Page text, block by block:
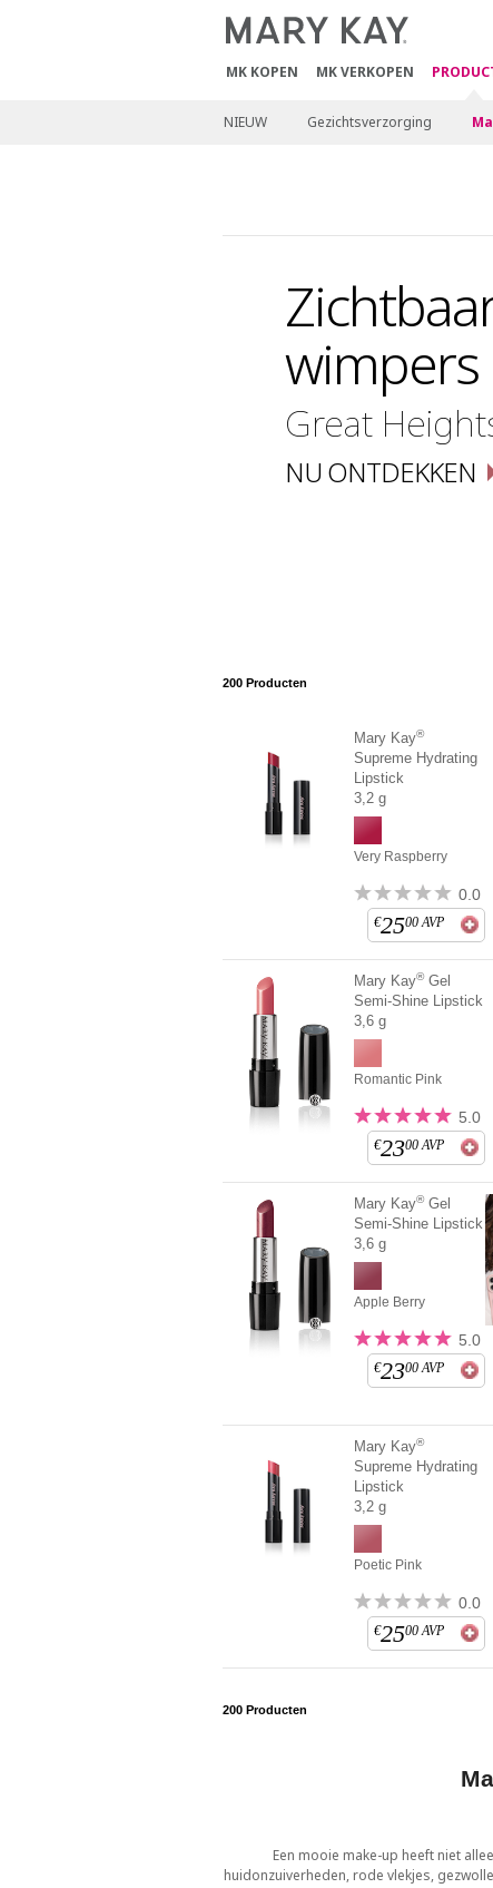
MK KOPEN MK VERKOPEN
NIEUW Gezichtsverzorging
wimpers
Great
NU ONTDEKKEN
200Producten
Mary Kay®
Supreme Hydrating
Lipstick
3,2 g
Very Raspberry
0.0
€2500 AVP
Mary Kay®Gel
Semi-Shine Lipstick
3,6 g
Romantic Pink
5.0
€2300 AVP
Mary Kay®Gel
Semi-Shine Lipstick
3,6 g
Apple Berry
5.0
€2300 AVP
Mary Kay®
Supreme Hydrating
Lipstick
3,2 g
Poetic Pink
0.0
€2500 AVP
200Producten
Een mooie make-up heeft niet
huidonzuiverheden, rode vlekjes,